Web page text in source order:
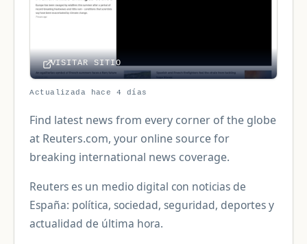
VISITAR SITIO
Actualizada hace 4 días
Find latest news from every corner of the globe
at Reuters.com, your online source for
breaking international news coverage.
Reuters es un medio digital con noticias de
España: política, sociedad, seguridad, deportes y
actualidad de última hora.